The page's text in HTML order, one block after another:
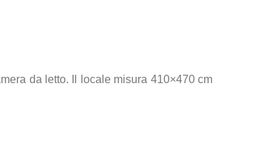
da letto. Il locale misura 410×470 cm